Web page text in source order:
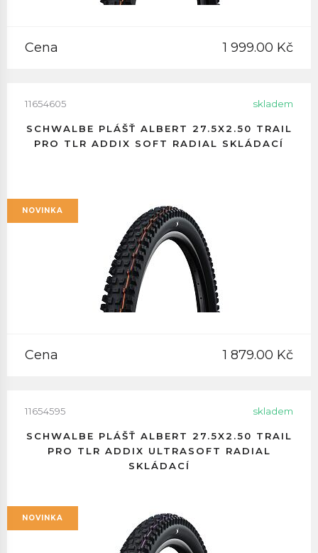
Cena 1 999.00 Kč
11654605 skladem
SCHWALBE PLÁŠŤ ALBERT 27.5X2.50 TRAIL
PRO TLR ADDIX SOFT RADIAL SKLÁDACÍ
NOVINKA
Cena 1 879.00 Kč
11654595 skladem
SCHWALBE PLÁŠŤ ALBERT 27.5X2.50 TRAIL
PRO TLR ADDIX ULTRASOFT RADIAL
SKLÁDACÍ
NOVINKA